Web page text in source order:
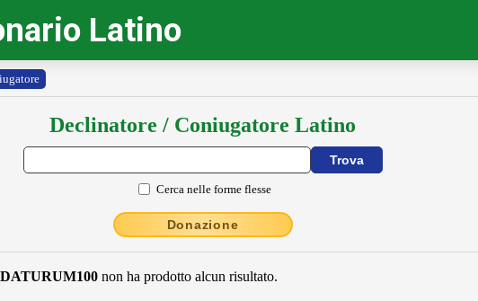
Latino
Declinatore / Coniugatore Latino
Cerca nelle forme flesse
Donazione
non ha prodotto alcun risultato.